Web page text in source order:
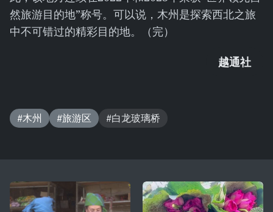
然旅游目的地”称号。可以说，木州是探索西北之旅
中不可错过的精彩目的地。（完）
越通社
#木州 #旅游区 #白龙玻璃桥